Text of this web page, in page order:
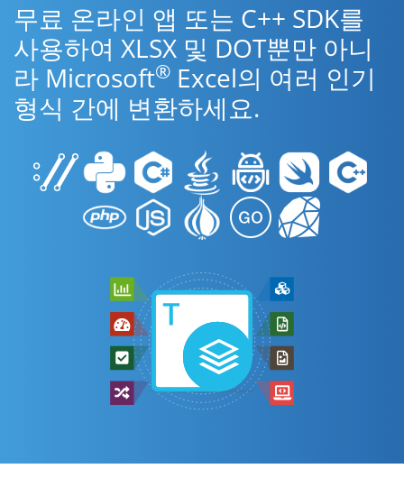
무료 온라인 앱 또는 C++ SDK를
사용하여 XLSX 및 DOT뿐만 아니
라 Microsoft® Excel의 여러 인기
형식 간에 변환하세요.